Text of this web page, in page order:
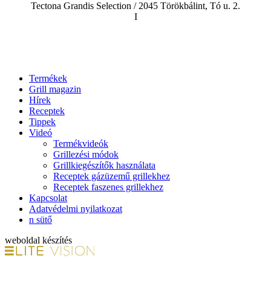
Tectona Grandis Selection / 2045 Törökbálint, Tó u. 2.
I
Termékek
Grill magazin
Hírek
Receptek
Tippek
Videó
Termékvideók
Grillezési módok
Grillkiegészítők használata
Receptek gázüzemű grillekhez
Receptek faszenes grillekhez
Kapcsolat
Adatvédelmi nyilatkozat
n sütő
weboldal készítés